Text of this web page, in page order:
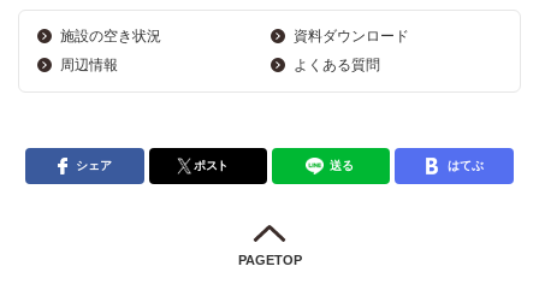
施設の空き状況
資料ダウンロード
周辺情報
よくある質問
シェア ポスト 送る はてぶ
PAGETOP